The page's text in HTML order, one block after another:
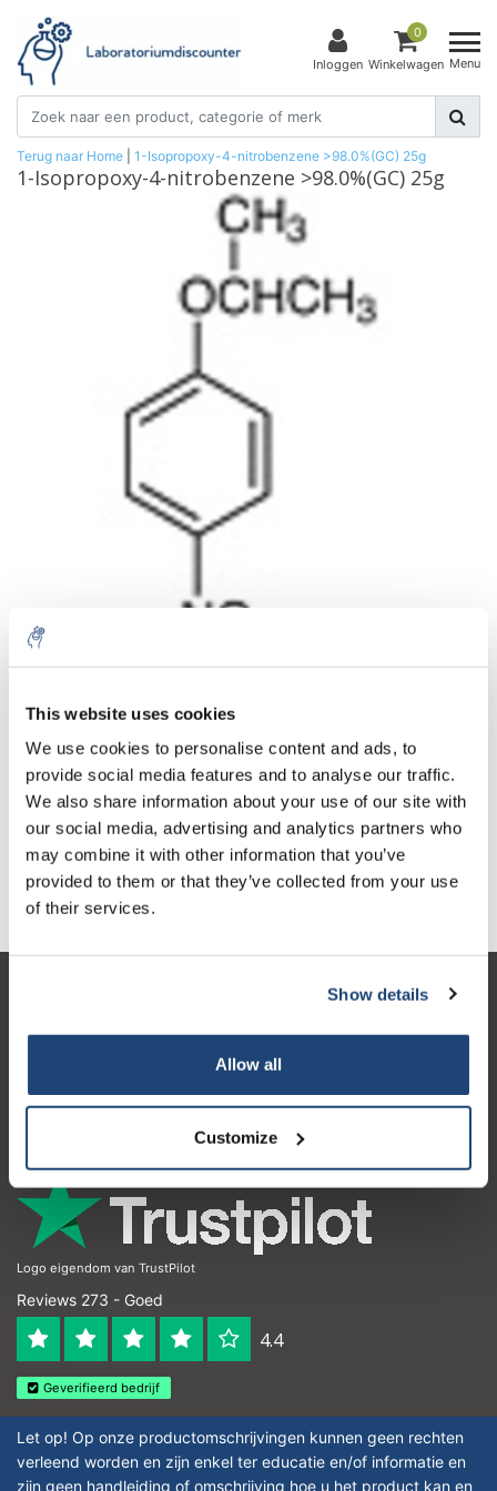
This website uses cookies
We use cookies to personalise content and ads, to
provide social media features and to analyse our traffic.
We also share information about your use of our site with
our social media, advertising and analytics partners who
may combine it with other information that you’ve
provided to them or that they’ve collected from your use
of their services.
Show details
Allow all
Customize
Inloggen
0
Winkelwagen Menu
Terug naar Home 1-Isopropoxy-4-nitrobenzene >98.0%(GC) 25g
1-Isopropoxy-4-nitrobenzene >98.0%(GC) 25g
1 Stuk Excl. btw
€195,34
Incl. btw
Toevoegen aan winkelwagen
Informatie
Contactgegevens
Logo eigendom van TrustPilot
Reviews 273 - Goed
4.4
Geverifieerd bedrijf
Let op! Op onze productomschrijvingen kunnen geen rechten
verleend worden en zijn enkel ter educatie en/of informatie en
zijn geen handleiding of omschrijving hoe u het product kan en